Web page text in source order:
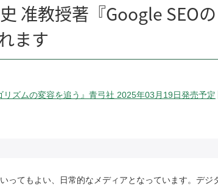
准教授著『Google SEO
ます
ズムの変容を追う』青弓社 2025年03月19日発売予定
ってもよい、日常的なメディアとなっています。デジ